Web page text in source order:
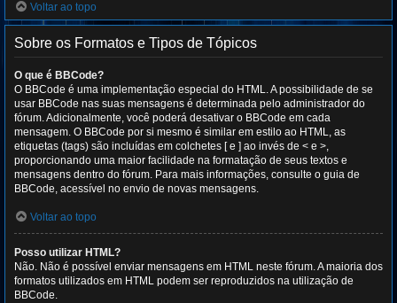
Voltar ao topo
Sobre os Formatos e Tipos de Tópicos
O que é BBCode?
O BBCode é uma implementação especial do HTML. A possibilidade de se
usar BBCode nas suas mensagens é determinada pelo administrador do
fórum. Adicionalmente, você poderá desativar o BBCode em cada
mensagem. O BBCode por si mesmo é similar em estilo ao HTML, as
etiquetas (tags) são incluídas em colchetes [ e ] ao invés de < e >,
proporcionando uma maior facilidade na formatação de seus textos e
mensagens dentro do fórum. Para mais informações, consulte o guia de
BBCode, acessível no envio de novas mensagens.
Voltar ao topo
Posso utilizar HTML?
Não. Não é possível enviar mensagens em HTML neste fórum. A maioria dos
formatos utilizados em HTML podem ser reproduzidos na utilização de
BBCode.